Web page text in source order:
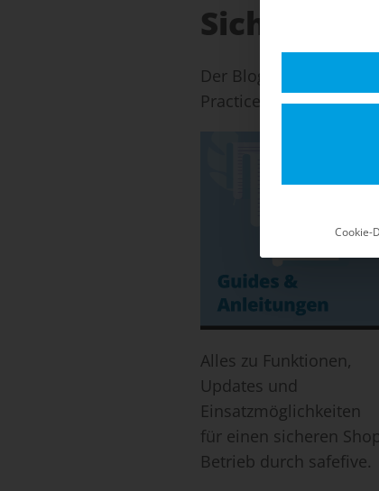
Der Blog für
Practices für einen
Alles zu Funktionen,
Updates und
Einsatzmöglichkeiten
für einen sicheren
Betrieb durch safefive.
Cookie-